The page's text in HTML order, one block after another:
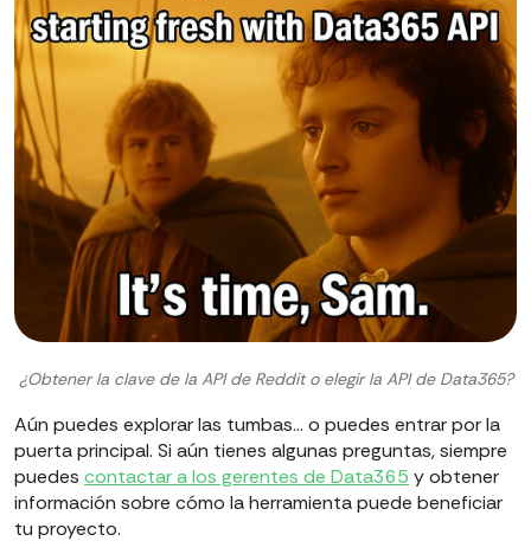
¿Obtener la clave de la API de Reddit o elegir la API de Data365?
Aún puedes explorar las tumbas… o puedes entrar por la
puerta principal. Si aún tienes algunas preguntas, siempre
puedes contactar a los gerentes de Data365 y obtener
información sobre cómo la herramienta puede beneficiar
tu proyecto.